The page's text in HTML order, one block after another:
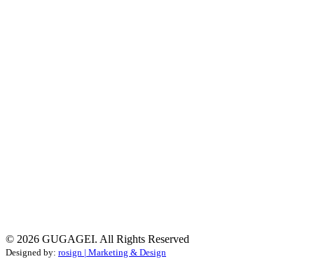
© 2026 GUGAGEI. All Rights Reserved
Designed by: rosign | Marketing & Design